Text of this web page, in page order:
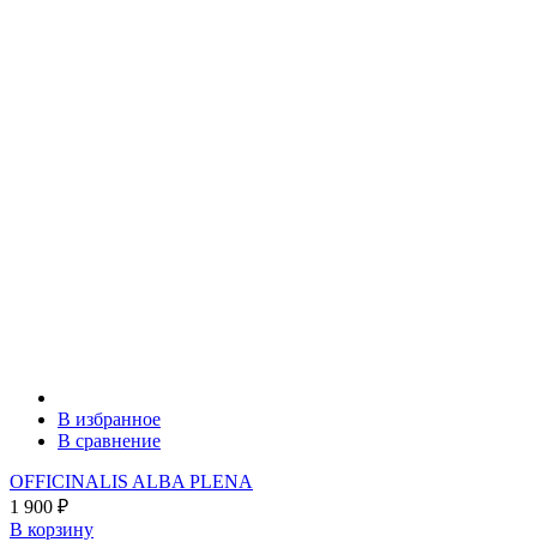
В избранное
В сравнение
OFFICINALIS ALBA PLENA
1 900 ₽
В корзину